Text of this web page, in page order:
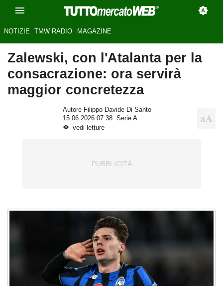
NOTIZIE TMW RADIO MAGAZINE
Zalewski, con l'Atalanta per la
consacrazione: ora servirà
maggior concretezza
Autore Filippo Davide Di Santo
15.06.2026 07:38
Serie A
vedi letture